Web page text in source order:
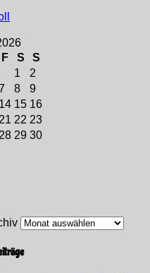
F S
S
1
2
8
9
14 15 16
21 22 23
28 29 30